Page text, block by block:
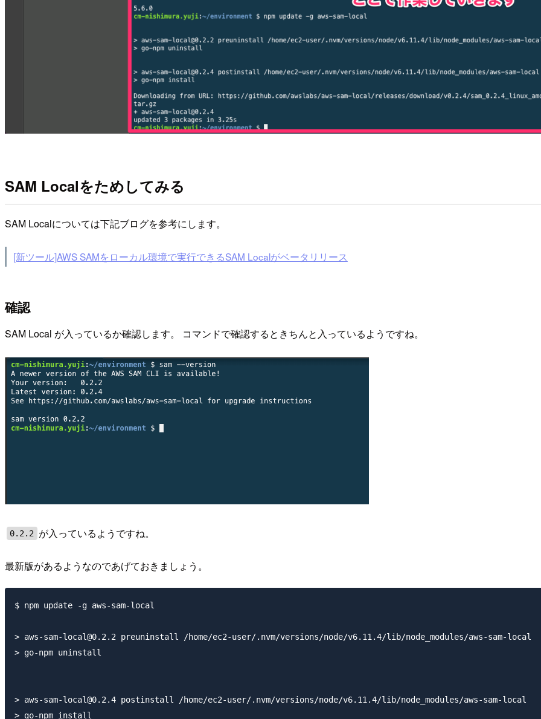
SAM Localをためしてみる
SAM Localについては下記ブログを参考にします。
[新ツール]AWS SAMをローカル環境で実行できるSAM Localがベータリリース
確認
SAM Local が入っているか確認します。 コマンドで確認するときちんと入っているようですね。
0.2.2 が入っているようですね。
最新版があるようなのであげておきましょう。
$ npm update -g aws-sam-local
> aws-sam-local@0.2.2 preuninstall /home/ec2-user/.nvm/versions/node/v6.11.4/lib/node_modules/aws-sam-local
> go-npm uninstall
> aws-sam-local@0.2.4 postinstall /home/ec2-user/.nvm/versions/node/v6.11.4/lib/node_modules/aws-sam-local
> go-npm install